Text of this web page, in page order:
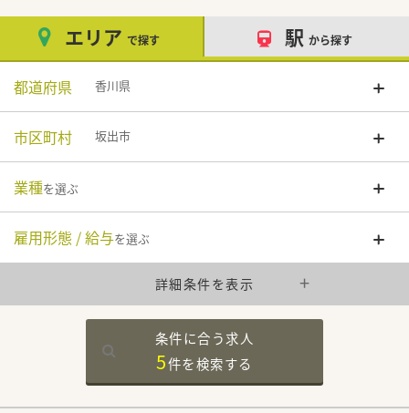
エリア で探す 駅 から探す
都道府県 香川県
市区町村 坂出市
業種を選ぶ
雇用形態 / 給与を選ぶ
詳細条件を表示
条件に合う求人
5件を検索する